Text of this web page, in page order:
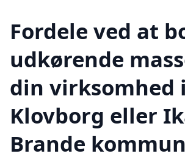
Fordele ved at
udkørende
din virksomhed i
Klovborg eller
Brande